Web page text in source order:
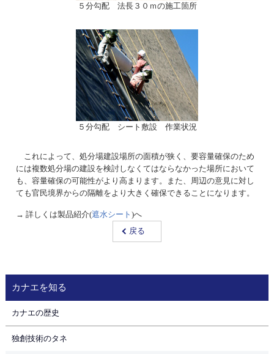
５分勾配 法長３０ｍの施工箇所
５分勾配 シート敷設 作業状況
これによって、処分場建設場所の面積が狭く、要容量確保のため
には複数処分場の建設を検討しなくてはならなかった場所において
も、容量確保の可能性がより高まります。また、周辺の意見に対し
ても官民境界からの隔離をより大きく確保できることになります。
→ 詳しくは製品紹介(遮水シート)へ
戻る
カナエを知る
カナエの歴史
独創技術のタネ